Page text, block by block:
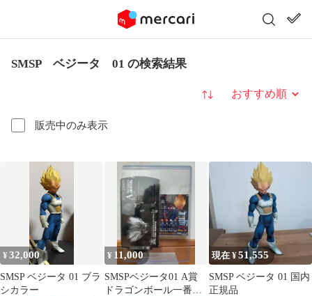
SMSP ベジータ 01 の検索結果
販売中のみ表示
並び替え
¥32,000
SMSP ベジータ 01 ブラ
シカラー
¥ 11,000
SMSPベジータ01 A賞
ドラゴンボール一番く
現在 ¥51,555
SMSP ベジータ 01 国内
正規品